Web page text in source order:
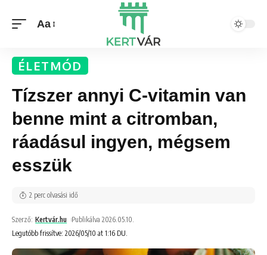
Aa
ÉLETMÓD
Tízszer annyi C-vitamin van
benne mint a citromban,
ráadásul ingyen, mégsem
esszük
Legutóbb frissítve: 2026/05/10 at 1:16 DU.
Szerző: Kertvár.hu Publikálva 2026.05.10.
2 perc olvasási idő